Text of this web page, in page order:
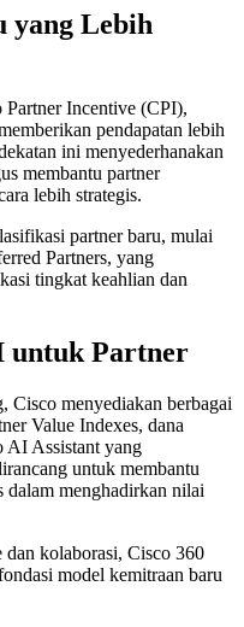
yang Lebih
Incentive (CPI),
pendapatan lebih
ini menyederhanakan
membantu partner
lebih strategis.
partner baru, mulai
Partners, yang
tingkat keahlian dan
untuk Partner
Cisco menyediakan berbagai
Value Indexes, dana
AI Assistant yang
untuk membantu
dalam menghadirkan nilai
dan kolaborasi, Cisco 360
model kemitraan baru